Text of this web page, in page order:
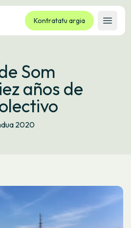
Kontratatu argia
Ireki
Som
años de
2020